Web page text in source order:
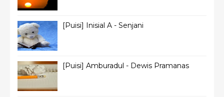
[Puisi] Inisial A - Senjani
[Puisi] Amburadul - Dewis Pramanas